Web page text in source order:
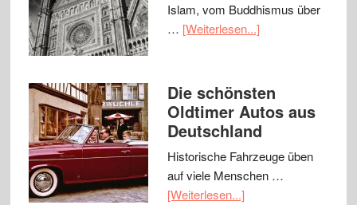
Islam, vom Buddhismus über
… [Weiterlesen...]
Die schönsten
Oldtimer Autos aus
Deutschland
Historische Fahrzeuge üben
auf viele Menschen …
[Weiterlesen...]